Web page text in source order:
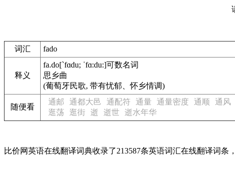
词汇 fado
释义
fa.do[`fɑdu; ˈfɑ:du:]可数名词
思乡曲
(葡萄牙民歌, 带有忧郁、怀乡情调)
随便看
通邮 通都大邑 通配符 通量 通量密度 通顺 通风
逛荡
逛街 逝 逝世 逝水年华
比价网英语在线翻译词典收录了213587条英语词汇在线翻译词